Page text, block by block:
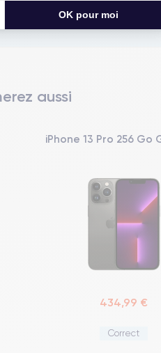
OK pour moi
notre atelier pour une résolution
cas de pépin.
aussi
iPhone 13 Pro 256 Go
434,99 €
Correct